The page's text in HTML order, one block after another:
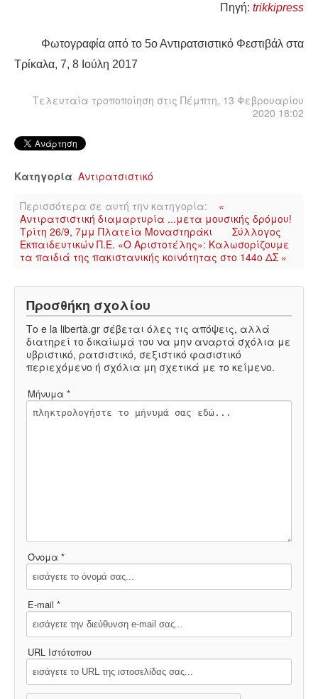
ΙΣΤΟΡΊΑ / ΘΕΩΡΊΑ
ΙΣΤΟΡΊΑ
ΠΟΛΙΤΙΣΜΌΣ
ΛΟΓΟΤΕΧΝΊΑ / ΤΈΧΝΗ
ΜΟΥΣΙΚΉ
Πηγή: trikkipress
Φωτογραφία από το 5ο Αντιρατσιστικό Φεστιβάλ στα
Τρίκαλα, 7, 8 Ιούλη 2017
Τελευταία τροποποίηση στις Πέμπτη, 13 Φεβρουαρίου
2020 18:02
Κατηγορία Αντιρατσιστικό
Περισσότερα σε αυτή την κατηγορία:
«
Αντιρατσιστική διαμαρτυρία ...μετα μουσικής δρόμου!
Τρίτη 26/9, 7μμ Πλατεία Μοναστηράκι
Σύλλογος
Εκπαιδευτικών Π.Ε. «Ο Αριστοτέλης»: Καλωσορίζουμε
τα παιδιά της πακιστανικής κοινότητας στο 144ο ΔΣ »
Προσθήκη σχολίου
Το e la libertà.gr σέβεται όλες τις απόψεις, αλλά
διατηρεί το δικαίωμά του να μην αναρτά σχόλια με
υβριστικό, ρατσιστικό, σεξιστικό φασιστικό
περιεχόμενο ή σχόλια μη σχετικά με το κείμενο.
Μήνυμα *
Όνομα *
E-mail *
URL Ιστότοπου